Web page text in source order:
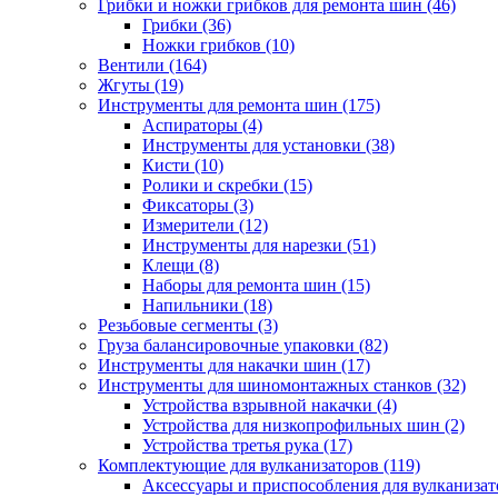
Грибки и ножки грибков для ремонта шин (46)
Грибки (36)
Ножки грибков (10)
Вентили (164)
Жгуты (19)
Инструменты для ремонта шин (175)
Аспираторы (4)
Инструменты для установки (38)
Кисти (10)
Ролики и скребки (15)
Фиксаторы (3)
Измерители (12)
Инструменты для нарезки (51)
Клещи (8)
Наборы для ремонта шин (15)
Напильники (18)
Резьбовые сегменты (3)
Груза балансировочные упаковки (82)
Инструменты для накачки шин (17)
Инструменты для шиномонтажных станков (32)
Устройства взрывной накачки (4)
Устройства для низкопрофильных шин (2)
Устройства третья рука (17)
Комплектующие для вулканизаторов (119)
Аксессуары и приспособления для